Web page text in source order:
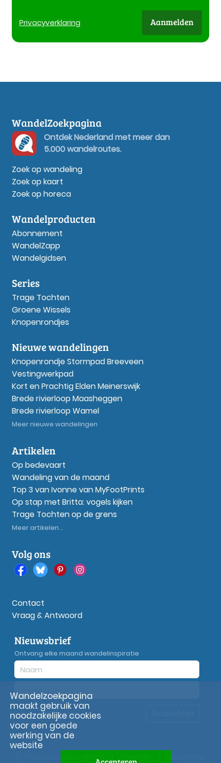
Privacyverklaring Aanmelden
WandelZoekpagina
Ontdek Nederland met meer dan
5.000 wandelroutes.
Zoek op wandeling
Zoek op kaart
Zoek op horeca
Wandelproducten
Abonnement
WandelZapp
Wandelgidsen
Series
Trage Tochten
Groene Wissels
Knopenrondjes
Nieuwe wandelingen
Knopenrondje Stormpad Breeveen
Vestingwerkpad
Kort en Prachtig Elden Meinerswijk
Brede rivierloop Maasheggen
Brede rivierloop Wamel
Meer nieuwe wandelingen
Artikelen
Op bedevaart
Wandeling van de maand
Top 3 van Ivonne van MyFootPrints
Op stap met Britta: vogels kijken
Trage Tochten op de grens
Meer artikelen...
Volg ons
Contact
Vraag & Antwoord
Nieuwsbrief
Ontvang elke maand wandelinspiratie
Privacyverklaring
© Wandelzoekpagina.nl
Wandelzoekpagina
maakt gebruik van
noodzakelijke cookies
voor een goede
werking van de
website